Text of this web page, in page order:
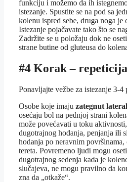
funkciju i možemo da ih
istezanje. Spustite se na pod sa
kolenu ispred sebe, druga noga je
Istezanje pojačavate tako što se
Zadržite se u položaju dok ne
strane butine od gluteusa do
#4 Korak – repeticija
Ponavljajte vežbe za istezanje 3-4
Osobe koje imaju zategnut
osećaju bol na pednjoj strani
može povećavati u toku
dugotrajnog hodanja, penjanja ili
hodanja po neravnim
tereta. Povremeno ljudi mogu
dugotrajnog sedenja kada je
slučajeva, ne mogu pravilno da
zna da „otkaže“.